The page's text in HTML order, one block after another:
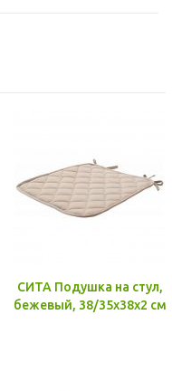
СИТА Подушка на стул,
бежевый, 38/35x38x2 см